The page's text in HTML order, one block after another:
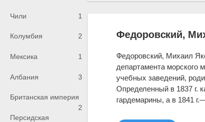
Чили 1
Колумбия 2
Мексика 1
Албания 3
Британская империя
2
Персидская
Федоровский,
Федоровский, Михаил
департамента морского
учебных заведений,
Определенный в 1837 г.
гардемарины, а в 1841